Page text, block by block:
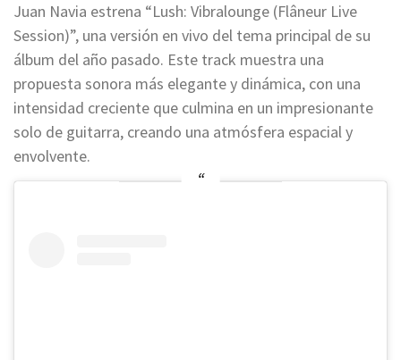
Juan Navia estrena “Lush: Vibralounge (Flâneur Live
Session)”, una versión en vivo del tema principal de su
álbum del año pasado. Este track muestra una
propuesta sonora más elegante y dinámica, con una
intensidad creciente que culmina en un impresionante
solo de guitarra, creando una atmósfera espacial y
envolvente.